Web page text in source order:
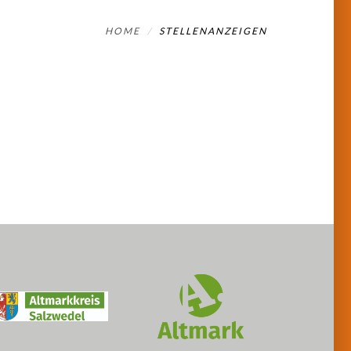
HOME STELLENANZEIGEN